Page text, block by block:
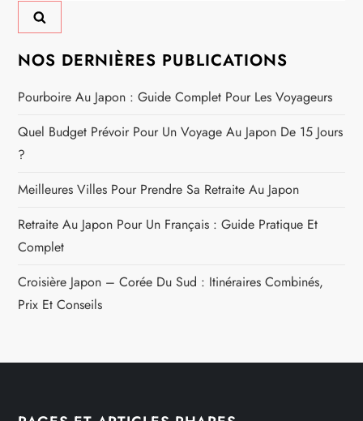
NOS DERNIÈRES PUBLICATIONS
Pourboire Au Japon : Guide Complet Pour Les Voyageurs
Quel Budget Prévoir Pour Un Voyage Au Japon De 15 Jours
?
Meilleures Villes Pour Prendre Sa Retraite Au Japon
Retraite Au Japon Pour Un Français : Guide Pratique Et
Complet
Croisière Japon – Corée Du Sud : Itinéraires Combinés,
Prix Et Conseils